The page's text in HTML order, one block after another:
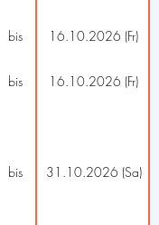
bis 16.10.2026 (Fr)
bis 16.10.2026 (Fr)
bis 31.10.2026 (Sa)